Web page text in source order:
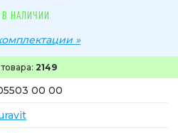
2149
00 00
В НАЛИЧИИ
»